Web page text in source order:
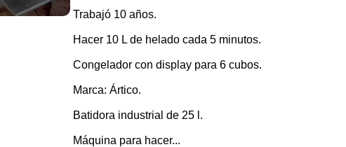
Trabajó 10 años.
Hacer 10 L de helado cada 5 minutos.
Congelador con display para 6 cubos.
Marca: Ártico.
Batidora industrial de 25 l.
Máquina para hacer...